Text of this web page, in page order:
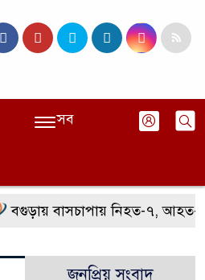
সব
বাসচাপায় নিহত-৭, আহত-১০
জনপ্রিয় সংবাদ